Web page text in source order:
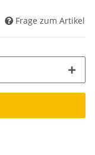
Frage zum Artikel